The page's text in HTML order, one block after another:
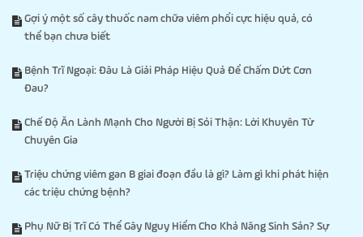
Gợi ý một số cây thuốc nam chữa viêm phổi cực hiệu quả, có
thể bạn chưa biết
Bệnh Trĩ Ngoại: Đâu Là Giải Pháp Hiệu Quả Để Chấm Dứt Cơn
Đau?
Chế Độ Ăn Lành Mạnh Cho Người Bị Sỏi Thận: Lời Khuyên Từ
Chuyên Gia
Triệu chứng viêm gan B giai đoạn đầu là gì? Làm gì khi phát hiện
các triệu chứng bệnh?
Phụ Nữ Bị Trĩ Có Thể Gây Nguy Hiểm Cho Khả Năng Sinh Sản? Sự